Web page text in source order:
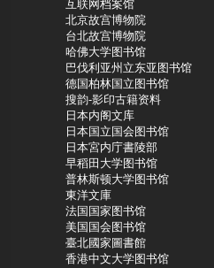
互联网档案馆
北京故宫博物院
台北故宫博物院
哈佛大学图书馆
巴伐利亚州立东亚图书馆
德国柏林国立图书馆
搜韵-影印古籍资料
日本内阁文库
日本国立国会图书馆
日本宮内庁書陵部
早稻田大学图书馆
普林斯顿大学图书馆
東洋文庫
法国国家图书馆
美国国会图书馆
臺北國家圖書館
香港中文大学图书馆